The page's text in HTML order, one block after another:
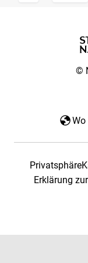
©
Privatsphäre
Erklärung